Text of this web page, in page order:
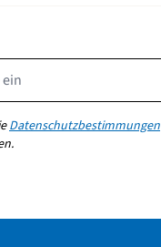
Datenschutzbestimmungen